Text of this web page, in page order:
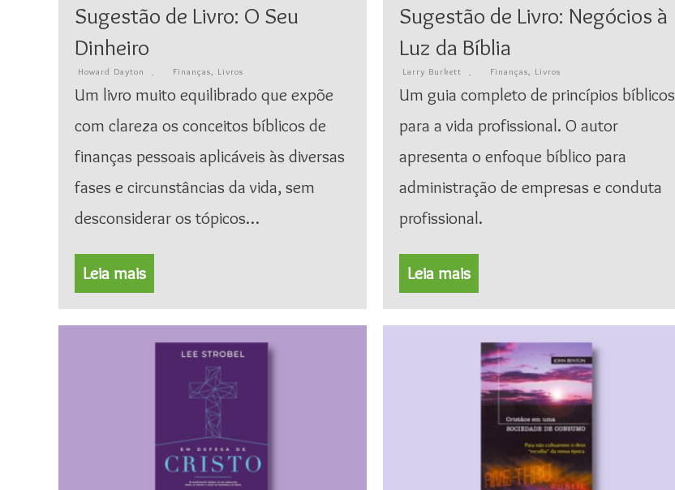
Sugestão de Livro: O Seu
Dinheiro
Howard Dayton Finanças, Livros
Um livro muito equilibrado que expõe
com clareza os conceitos bíblicos de
finanças pessoais aplicáveis às diversas
fases e circunstâncias da vida, sem
desconsiderar os tópicos…
Leia mais
Sugestão de Livro: Negócios à
Luz da Bíblia
Larry Burkett Finanças, Livros
Um guia completo de princípios bíblicos
para a vida profissional. O autor
apresenta o enfoque bíblico para
administração de empresas e conduta
profissional.
Leia mais